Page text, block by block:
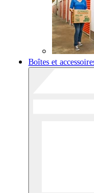
Boîtes et